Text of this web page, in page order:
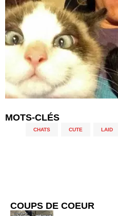
MOTS-CLÉS
CHATS CUTE LAID
COUPS DE COEUR